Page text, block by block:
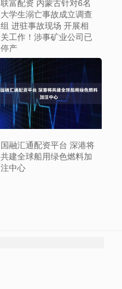
大学生溺亡事故成立调查
组 进驻事故现场 开展相
关工作！涉事矿业公司已
停产
国融汇通配资平台 深港将
共建全球船用绿色燃料加
注中心